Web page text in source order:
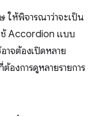
ให้พิจารณาว่าจะเป็น
ช้ Accordion แบบ
จต้องเปิดหลาย
องการดูหลายรายการ